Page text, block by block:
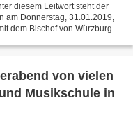
diesem Leitwort steht der
am Donnerstag, 31.01.2019,
dem Bischof von Würzburg
von vielen
Musikschule in